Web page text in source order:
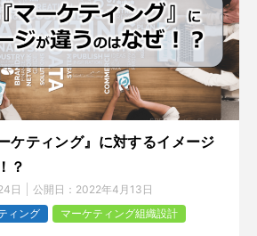
ケティング』に対するイメージ
？
日 公開日： 2022年4月13日
ィング マーケティング組織設計